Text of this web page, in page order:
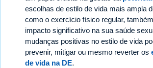
escolhas de estilo de vida mais ampla
como o exercício físico regular,
impacto significativo na sua saúde
mudanças positivas no estilo de vida
prevenir, mitigar ou mesmo reverter os
de vida na DE.